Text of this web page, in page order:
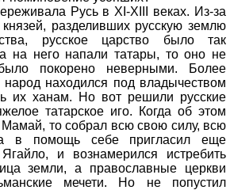
Русь в XI-XIII веках. Из-за
разделивших русскую землю
русское царство было так
на него напали татары, то оно не
покорено неверными. Более
народ находился под владычеством
их ханам. Но вот решили русские
татарское иго. Когда об этом
Мамай, то собрал всю свою силу, всю
в помощь себе пригласил еще
и вознамерился истребить
земли, а православные церкви
мечети. Но не попустил